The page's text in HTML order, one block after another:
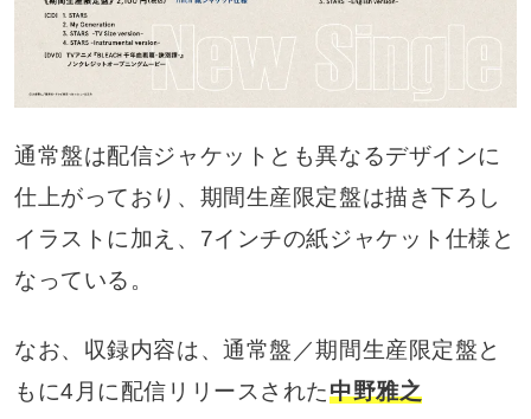
通常盤は配信ジャケットとも異なるデザインに
仕上がっており、期間生産限定盤は描き下ろし
イラストに加え、7インチの紙ジャケット仕様と
なっている。
なお、収録内容は、通常盤／期間生産限定盤と
もに4月に配信リリースされた中野雅之